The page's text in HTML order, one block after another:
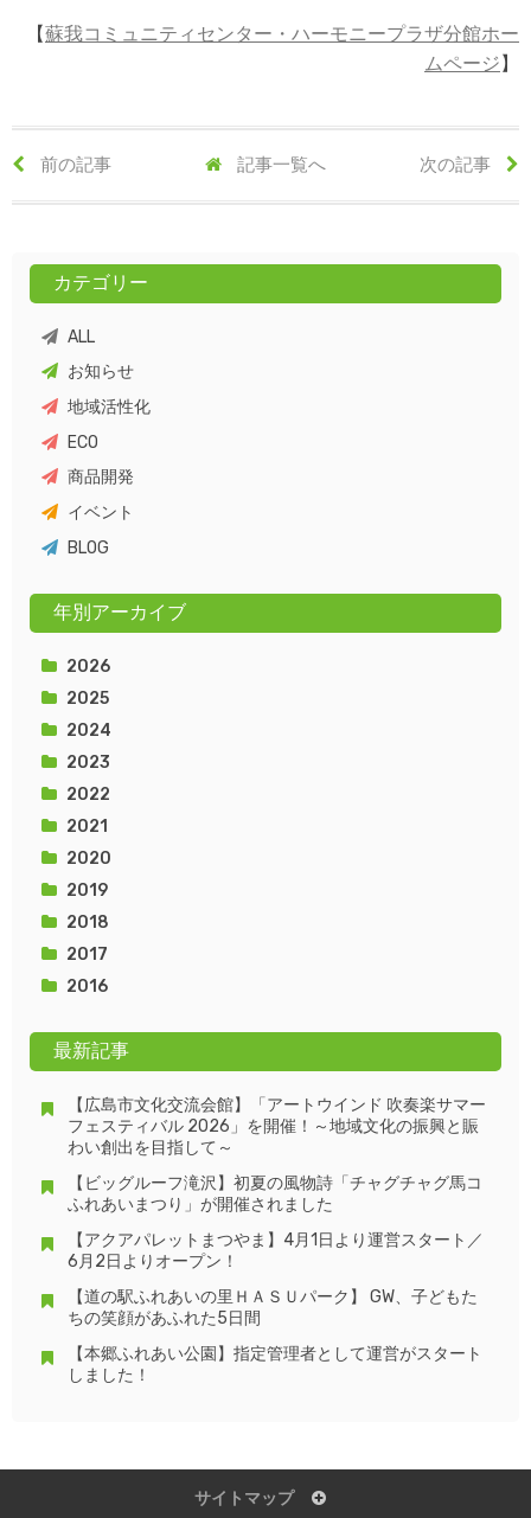
【蘇我コミュニティセンター・ハーモニープラザ分館ホー
ムページ】
前の記事 記事一覧へ 次の記事
カテゴリー
ALL
お知らせ
地域活性化
ECO
商品開発
イベント
BLOG
年別アーカイブ
2026
2025
2024
2023
2022
2021
2020
2019
2018
2017
2016
最新記事
【広島市文化交流会館】「アートウインド 吹奏楽サマー
フェスティバル 2026」を開催！～地域文化の振興と賑
わい創出を目指して～
【ビッグルーフ滝沢】初夏の風物詩「チャグチャグ馬コ
ふれあいまつり」が開催されました
【アクアパレットまつやま】4月1日より運営スタート／
6月2日よりオープン！
【道の駅ふれあいの里ＨＡＳＵパーク】 GW、子どもた
ちの笑顔があふれた5日間
【本郷ふれあい公園】指定管理者として運営がスタート
しました！
サイトマップ